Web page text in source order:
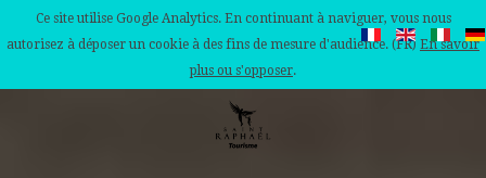
Ce site utilise Google Analytics. En continuant à naviguer, vous nous
autorisez à déposer un cookie à des fins de mesure d'audience. (FR) En savoir
plus ou s'opposer.